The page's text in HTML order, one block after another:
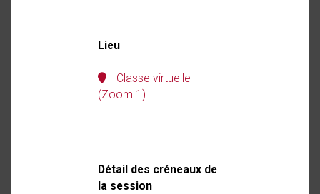
Lieu
(Zoom 1)
Détail des créneaux de
la session